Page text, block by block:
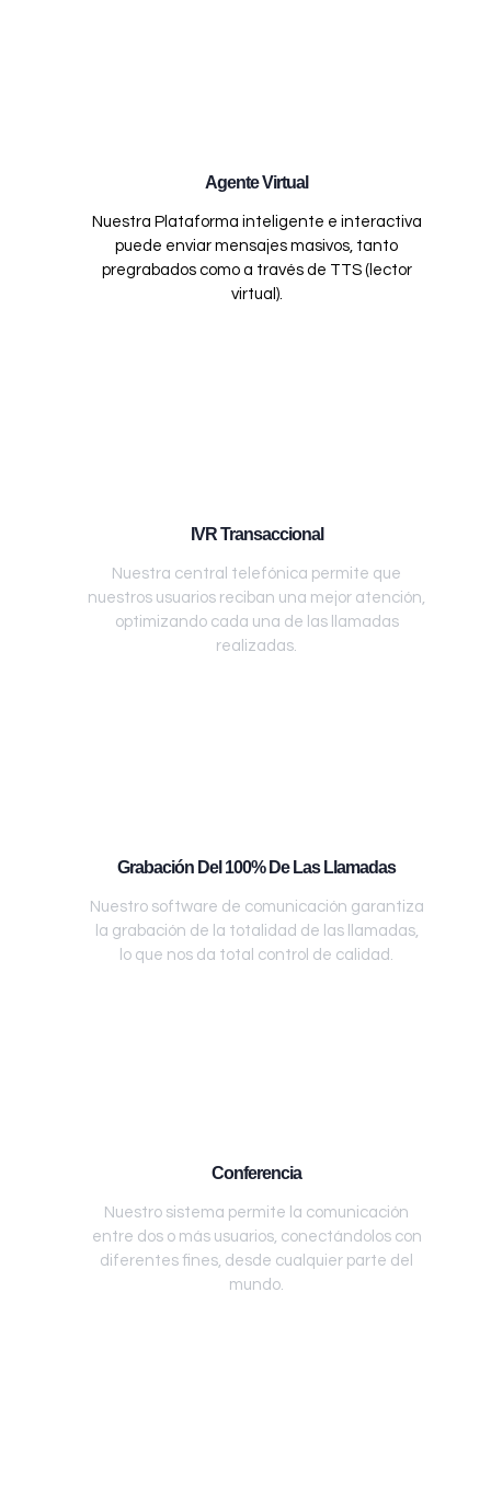
Agente Virtual
Nuestra Plataforma inteligente e interactiva
puede enviar mensajes masivos, tanto
pregrabados como a través de TTS (lector
virtual).
IVR Transaccional
Nuestra central telefónica permite que
nuestros usuarios reciban una mejor atención,
optimizando cada una de las llamadas
realizadas.
Grabación Del 100% De Las Llamadas
Nuestro software de comunicación garantiza
la grabación de la totalidad de las llamadas,
lo que nos da total control de calidad.
Conferencia
Nuestro sistema permite la comunicación
entre dos o más usuarios, conectándolos con
diferentes fines, desde cualquier parte del
mundo.